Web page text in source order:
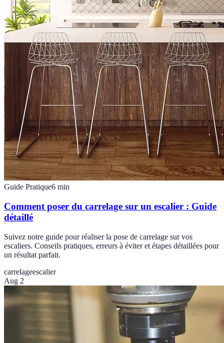
Guide Pratique6 min
Comment poser du carrelage sur un escalier : Guide
détaillé
Suivez notre guide pour réaliser la pose de carrelage sur vos
escaliers. Conseils pratiques, erreurs à éviter et étapes détaillées pour
un résultat parfait.
carrelageescalier
Aug 2